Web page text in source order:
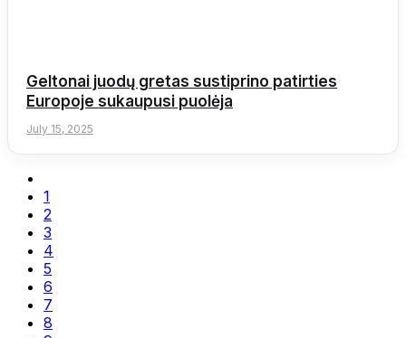
Geltonai juodų gretas sustiprino patirties
Europoje sukaupusi puolėja
July 15, 2025
1
2
3
4
5
6
7
8